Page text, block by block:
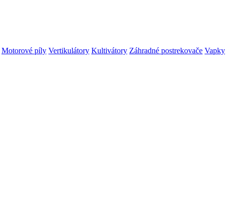
Motorové píly Vertikulátory Kultivátory Záhradné postrekovače Vapky